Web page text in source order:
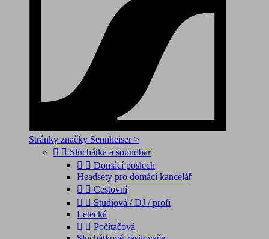
Stránky značky Sennheiser >
  Sluchátka a soundbar
  Domácí poslech
Headsety pro domácí kancelář
  Cestovní
  Studiová / DJ / profi
Letecká
  Počítačová